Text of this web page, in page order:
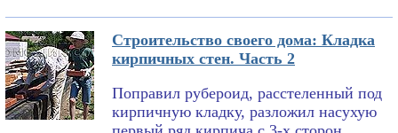
Строительство своего дома: Кладка
кирпичных стен. Часть 2
Поправил рубероид, расстеленный под
кирпичную кладку, разложил насухую